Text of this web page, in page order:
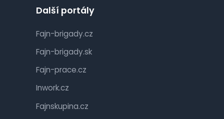
Další portály
Fajn-brigady.cz
Fajn-brigady.sk
Fajn-prace.cz
Inwork.cz
Fajnskupina.cz